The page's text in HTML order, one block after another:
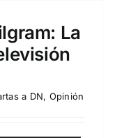
La
a DN, Opinión